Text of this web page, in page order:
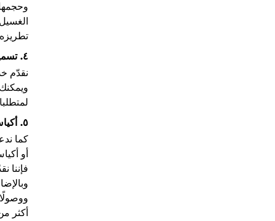
٤. تسميات منسوجة مخصصة
نقدّم
٥. أكياس تغليف مخصصة
كما
أو
فإننا